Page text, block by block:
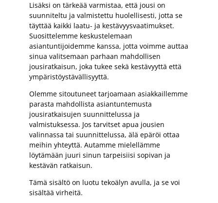
Lisäksi on tärkeää varmistaa, että jousi on
suunniteltu ja valmistettu huolellisesti, jotta se
täyttää kaikki laatu- ja kestävyysvaatimukset.
Suosittelemme keskustelemaan
asiantuntijoidemme kanssa, jotta voimme auttaa
sinua valitsemaan parhaan mahdollisen
jousiratkaisun, joka tukee sekä kestävyyttä että
ympäristöystävällisyyttä.
Olemme sitoutuneet tarjoamaan asiakkaillemme
parasta mahdollista asiantuntemusta
jousiratkaisujen suunnittelussa ja
valmistuksessa. Jos tarvitset apua jousien
valinnassa tai suunnittelussa, älä epäröi ottaa
meihin yhteyttä. Autamme mielellämme
löytämään juuri sinun tarpeisiisi sopivan ja
kestävän ratkaisun.
Tämä sisältö on luotu tekoälyn avulla, ja se voi
sisältää virheitä.